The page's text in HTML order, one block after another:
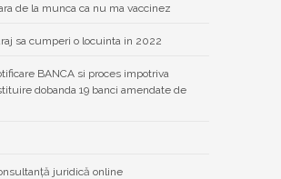
de la munca ca nu ma vaccinez
sa cumperi o locuinta in 2022
BANCA si proces impotriva
dobanda 19 banci amendate de
juridică online